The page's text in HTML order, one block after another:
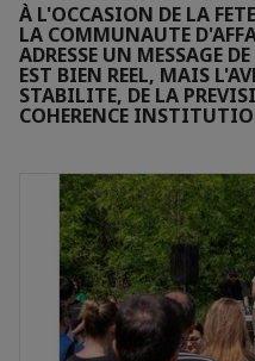
À L'OCCASION DE LA
LA COMMUNAUTE
ADRESSE UN MESSAGE
EST BIEN REEL, MAIS
STABILITE, DE LA
COHERENCE